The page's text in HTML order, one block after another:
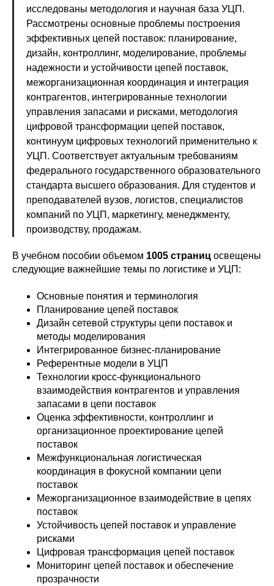
исследованы методология и научная база УЦП.
Рассмотрены основные проблемы построения
эффективных цепей поставок: планирование,
дизайн, контроллинг, моделирование, проблемы
надежности и устойчивости цепей поставок,
межорганизационная координация и интеграция
контрагентов, интегрированные технологии
управления запасами и рисками, методология
цифровой трансформации цепей поставок,
континуум цифровых технологий применительно к
УЦП. Соответствует актуальным требованиям
федерального государственного образовательного
стандарта высшего образования. Для студентов и
преподавателей вузов, логистов, специалистов
компаний по УЦП, маркетингу, менеджменту,
производству, продажам.
В учебном пособии объемом 1005 страниц освещены
следующие важнейшие темы по логистике и УЦП:
Основные понятия и терминология
Планирование цепей поставок
Дизайн сетевой структуры цепи поставок и
методы моделирования
Интегрированное бизнес-планирование
Референтные модели в УЦП
Технологии кросс-функционального
взаимодействия контрагентов и управления
запасами в цепи поставок
Оценка эффективности, контроллинг и
организационное проектирование цепей
поставок
Межфункциональная логистическая
координация в фокусной компании цепи
поставок
Межорганизационное взаимодействие в цепях
поставок
Устойчивость цепей поставок и управление
рисками
Цифровая трансформация цепей поставок
Мониторинг цепей поставок и обеспечение
прозрачности